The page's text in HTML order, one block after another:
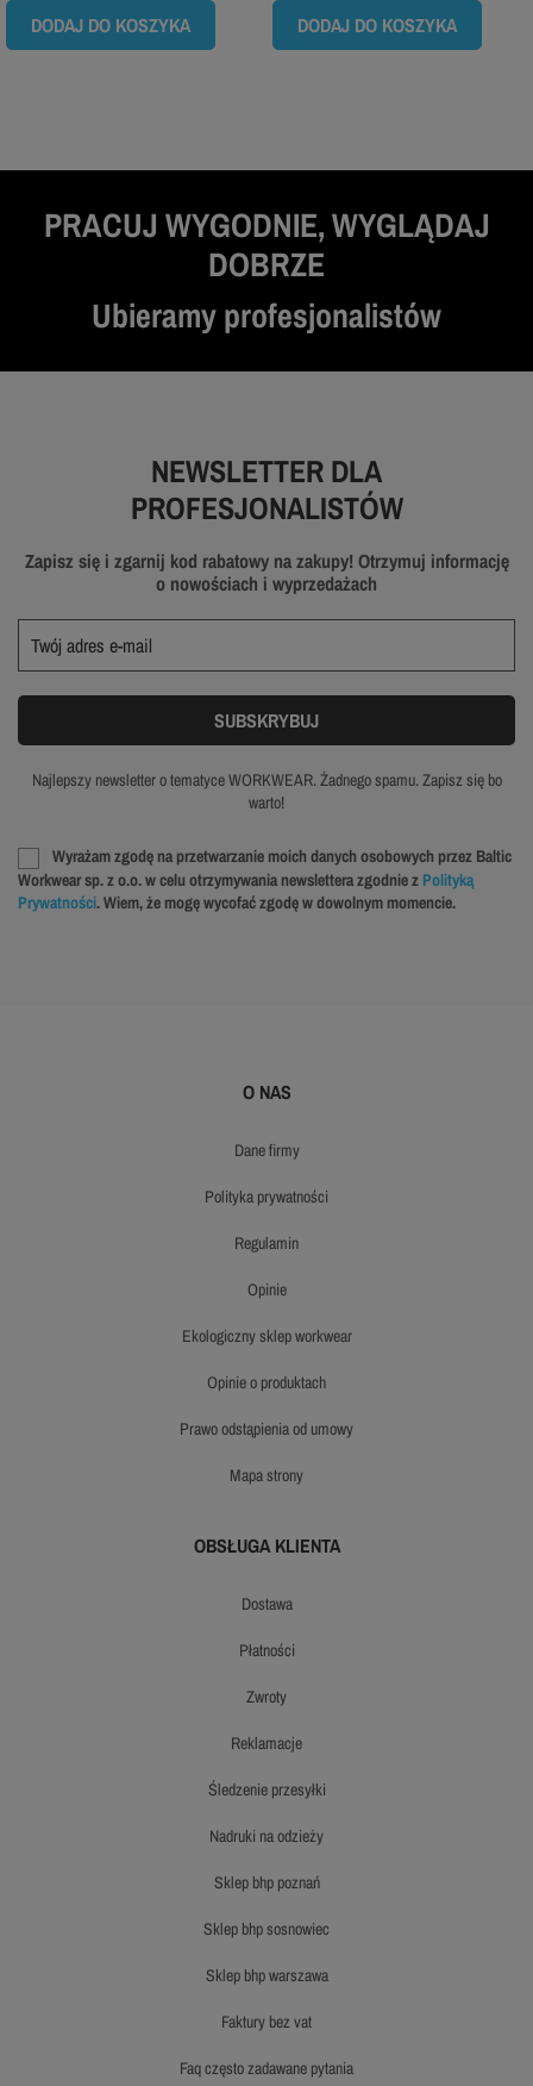
DODAJ DO KOSZYKA DODAJ DO KOSZYKA
PRACUJ WYGODNIE, WYGLĄDAJ
DOBRZE
Ubieramy profesjonalistów
NEWSLETTER DLA
PROFESJONALISTÓW
Zapisz się i zgarnij kod rabatowy na zakupy! Otrzymuj informację
o nowościach i wyprzedażach
Najlepszy newsletter o tematyce WORKWEAR. Żadnego spamu. Zapisz się bo
warto!
Wyrażam zgodę na przetwarzanie moich danych osobowych przez Baltic
Workwear sp. z o.o. w celu otrzymywania newslettera zgodnie z Polityką
Prywatności. Wiem, że mogę wycofać zgodę w dowolnym momencie.
O NAS
dane firmy
polityka prywatności
regulamin
opinie
ekologiczny sklep workwear
opinie o produktach
prawo odstąpienia od umowy
mapa strony
OBSŁUGA KLIENTA
dostawa
płatności
zwroty
reklamacje
śledzenie przesyłki
nadruki na odzieży
sklep bhp poznań
sklep bhp sosnowiec
sklep bhp warszawa
faktury bez vat
faq często zadawane pytania